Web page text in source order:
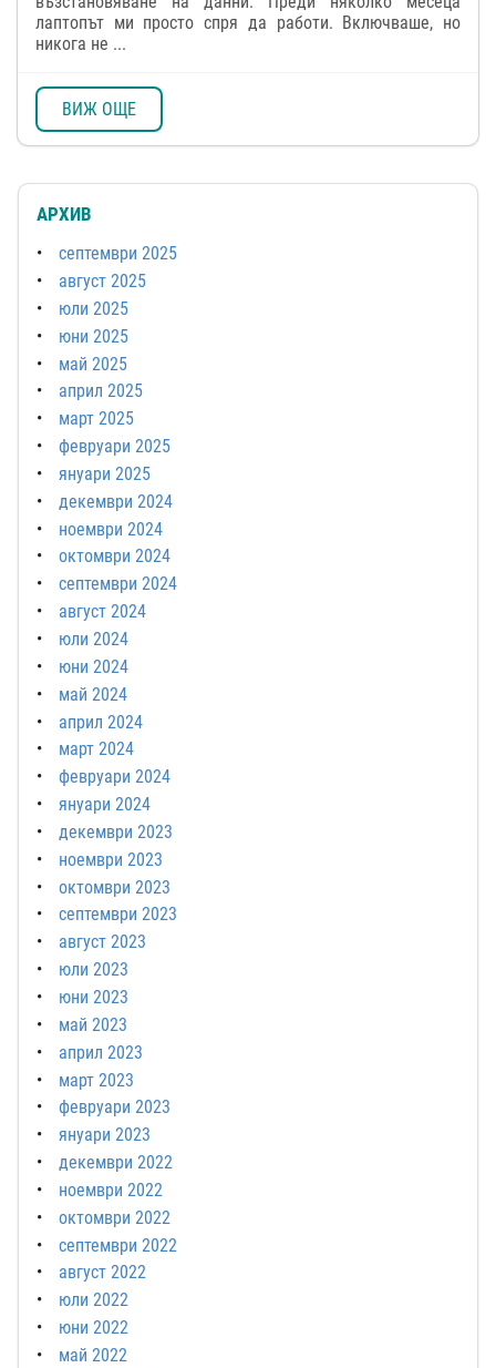
лаптопът ми просто спря да работи. Включваше, но
никога не ...
ВИЖ ОЩЕ
АРХИВ
септември 2025
август 2025
юли 2025
юни 2025
май 2025
април 2025
март 2025
февруари 2025
януари 2025
декември 2024
ноември 2024
октомври 2024
септември 2024
август 2024
юли 2024
юни 2024
май 2024
април 2024
март 2024
февруари 2024
януари 2024
декември 2023
ноември 2023
октомври 2023
септември 2023
август 2023
юли 2023
юни 2023
май 2023
април 2023
март 2023
февруари 2023
януари 2023
декември 2022
ноември 2022
октомври 2022
септември 2022
август 2022
юли 2022
юни 2022
май 2022